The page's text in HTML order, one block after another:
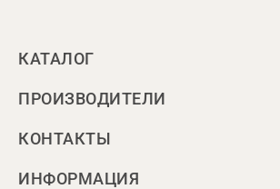
КАТАЛОГ
ПРОИЗВОДИТЕЛИ
КОНТАКТЫ
ИНФОРМАЦИЯ